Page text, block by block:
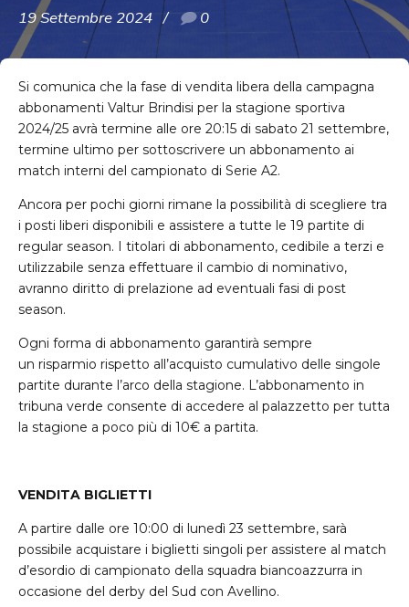
19 Settembre 2024 0
Si comunica che la fase di vendita libera della campagna
abbonamenti Valtur Brindisi per la stagione sportiva
2024/25 avrà termine alle ore 20:15 di sabato 21 settembre,
termine ultimo per sottoscrivere un abbonamento ai
match interni del campionato di Serie A2.
Ancora per pochi giorni rimane la possibilità di scegliere tra
i posti liberi disponibili e assistere a tutte le 19 partite di
regular season. I titolari di abbonamento, cedibile a terzi e
utilizzabile senza effettuare il cambio di nominativo,
avranno diritto di prelazione ad eventuali fasi di post
season.
Ogni forma di abbonamento garantirà sempre
un risparmio rispetto all’acquisto cumulativo delle singole
partite durante l’arco della stagione. L’abbonamento in
tribuna verde consente di accedere al palazzetto per tutta
la stagione a poco più di 10€ a partita.
VENDITA BIGLIETTI
A partire dalle ore 10:00 di lunedì 23 settembre, sarà
possibile acquistare i biglietti singoli per assistere al match
d’esordio di campionato della squadra biancoazzurra in
occasione del derby del Sud con Avellino.